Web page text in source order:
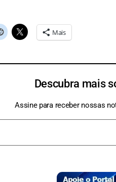
Mais
Descubra mais
Assine para receber nossas